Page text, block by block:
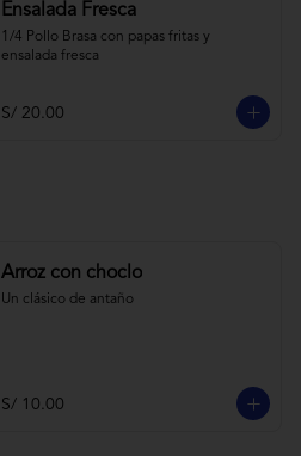
Ensalada Fresca
1/4 Pollo Brasa con papas fritas y
ensalada fresca
S/ 20.00
Arroz con choclo
Un clásico de antaño
S/ 10.00